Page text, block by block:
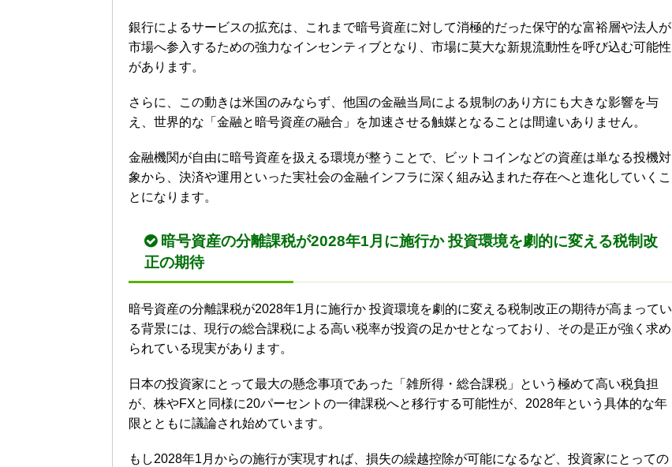
銀行によるサービスの拡充は、これまで暗号資産に対して消極的だった保守的な富裕層や法人が
市場へ参入するための強力なインセンティブとなり、市場に莫大な新規流動性を呼び込む可能性
があります。
さらに、この動きは米国のみならず、他国の金融当局による規制のあり方にも大きな影響を与
え、世界的な「金融と暗号資産の融合」を加速させる触媒となることは間違いありません。
金融機関が自由に暗号資産を扱える環境が整うことで、ビットコインなどの資産は単なる投機対
象から、決済や運用といった実社会の金融インフラに深く組み込まれた存在へと進化していくこ
とになります。
暗号資産の分離課税が2028年1月に施行か 投資環境を劇的に変える税制改
正の期待
暗号資産の分離課税が2028年1月に施行か 投資環境を劇的に変える税制改正の期待が高まってい
る背景には、現行の総合課税による高い税率が投資の足かせとなっており、その是正が強く求め
られている現実があります。
日本の投資家にとって最大の懸念事項であった「雑所得・総合課税」という極めて高い税負担
が、株やFXと同様に20パーセントの一律課税へと移行する可能性が、2028年という具体的な年
限とともに議論され始めています。
もし2028年1月からの施行が実現すれば、損失の繰越控除が可能になるなど、投資家にとっての